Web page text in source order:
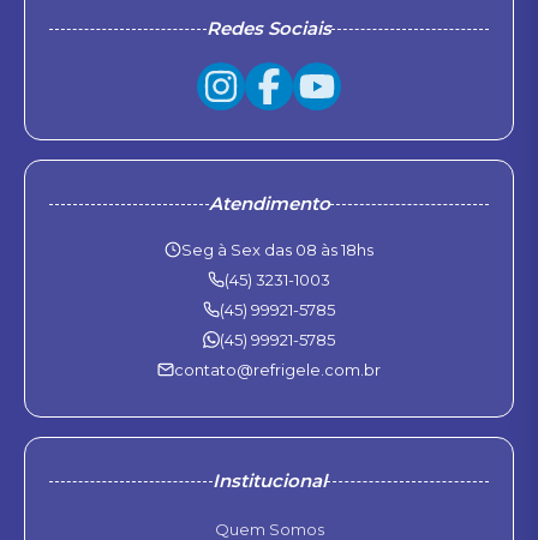
Redes Sociais
Atendimento
Seg à Sex das 08 às 18hs
(45) 3231-1003
(45) 99921-5785
(45) 99921-5785
contato@refrigele.com.br
Institucional
Quem Somos